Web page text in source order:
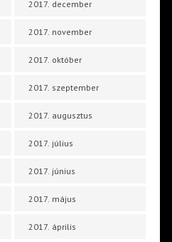
2017. december
2017. november
2017. október
2017. szeptember
2017. augusztus
2017. július
2017. június
2017. május
2017. április